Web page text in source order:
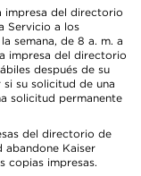
impresa del directorio
Servicio a los
semana, de 8 a. m. a
impresa del directorio
después de su
su solicitud de una
solicitud permanente
del directorio de
abandone Kaiser
copias impresas.